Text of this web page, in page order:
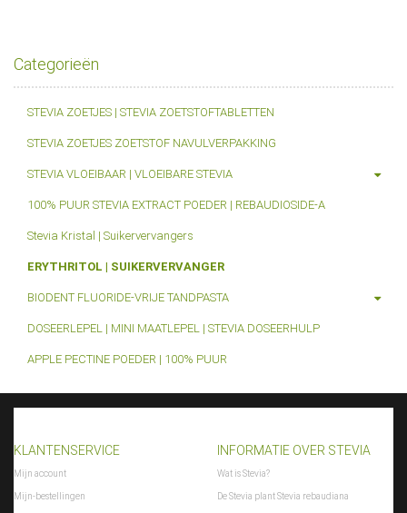
Categorieën
STEVIA ZOETJES | STEVIA ZOETSTOFTABLETTEN
STEVIA ZOETJES ZOETSTOF NAVULVERPAKKING
STEVIA VLOEIBAAR | VLOEIBARE STEVIA
100% PUUR STEVIA EXTRACT POEDER | REBAUDIOSIDE-A
Stevia Kristal | Suikervervangers
ERYTHRITOL | SUIKERVERVANGER
BIODENT FLUORIDE-VRIJE TANDPASTA
DOSEERLEPEL | MINI MAATLEPEL | STEVIA DOSEERHULP
APPLE PECTINE POEDER | 100% PUUR
KLANTENSERVICE
Mijn account
Mijn-bestellingen
INFORMATIE OVER STEVIA
Wat is Stevia?
De Stevia plant Stevia rebaudiana